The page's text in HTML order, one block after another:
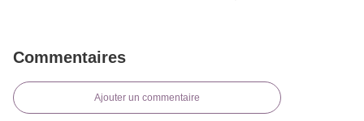
Commentaires
Ajouter un commentaire